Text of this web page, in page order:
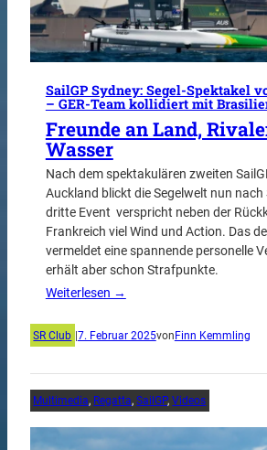
SailGP Sydney: Segel-Spektakel
– GER-Team kollidiert mit
Freunde an Land,
Wasser
Nach dem spektakulären zweiten
Auckland blickt die Segelwelt nun nach
dritte Event verspricht neben der
Frankreich viel Wind und Action. Das
vermeldet eine spannende personelle
erhält aber schon Strafpunkte.
Weiterlesen →
SR Club |7. Februar 2025vonFinn Kemmling
Multimedia, Regatta, SailGP, Videos